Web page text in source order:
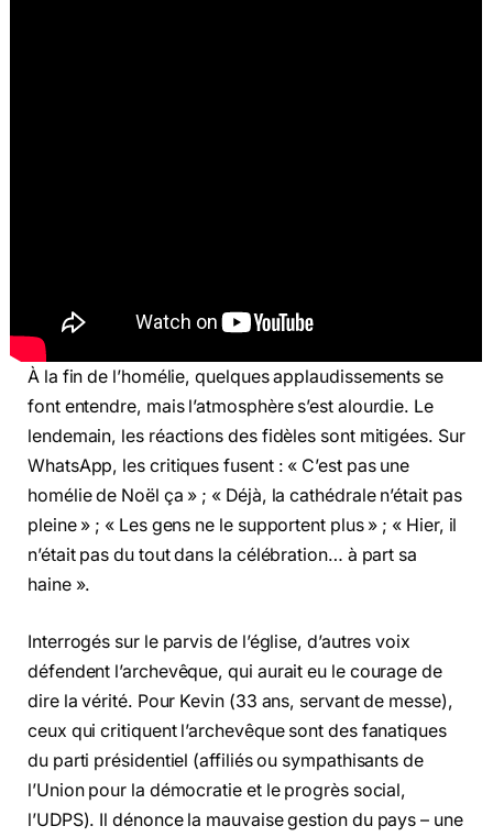
À la fin de l’homélie, quelques applaudissements se
font entendre, mais l’atmosphère s’est alourdie. Le
lendemain, les réactions des fidèles sont mitigées. Sur
WhatsApp, les critiques fusent : « C’est pas une
homélie de Noël ça » ; « Déjà, la cathédrale n’était pas
pleine » ; « Les gens ne le supportent plus » ; « Hier, il
n’était pas du tout dans la célébration… à part sa
haine ».
Interrogés sur le parvis de l’église, d’autres voix
défendent l’archevêque, qui aurait eu le courage de
dire la vérité. Pour Kevin (33 ans, servant de messe),
ceux qui critiquent l’archevêque sont des fanatiques
du parti présidentiel (affiliés ou sympathisants de
l’Union pour la démocratie et le progrès social,
l’UDPS). Il dénonce la mauvaise gestion du pays – une